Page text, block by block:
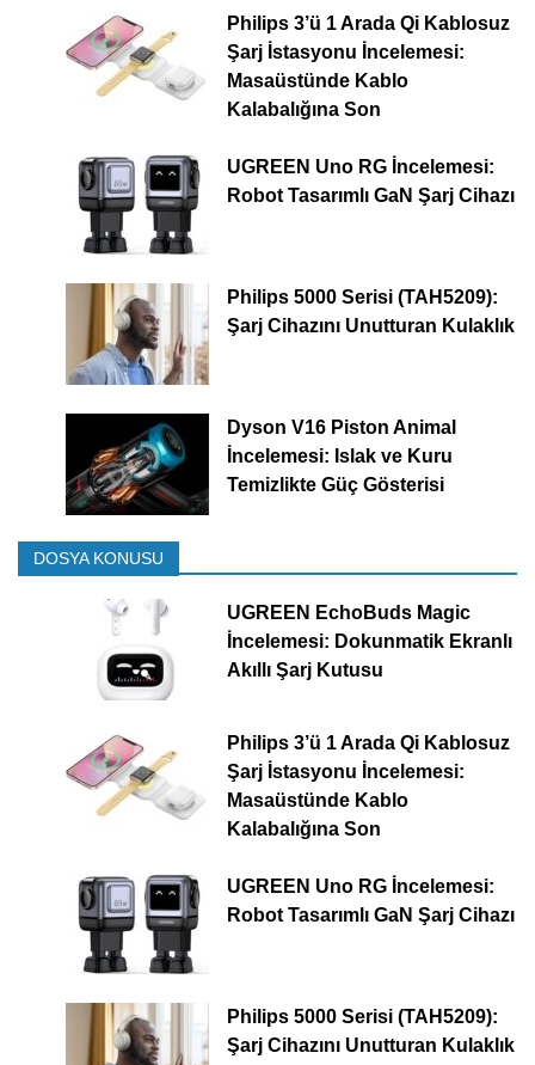
Philips 3’ü 1 Arada Qi Kablosuz
Şarj İstasyonu İncelemesi:
Masaüstünde Kablo
Kalabalığına Son
UGREEN Uno RG İncelemesi:
Robot Tasarımlı GaN Şarj Cihazı
Philips 5000 Serisi (TAH5209):
Şarj Cihazını Unutturan Kulaklık
Dyson V16 Piston Animal
İncelemesi: Islak ve Kuru
Temizlikte Güç Gösterisi
DOSYA KONUSU
UGREEN EchoBuds Magic
İncelemesi: Dokunmatik Ekranlı
Akıllı Şarj Kutusu
Philips 3’ü 1 Arada Qi Kablosuz
Şarj İstasyonu İncelemesi:
Masaüstünde Kablo
Kalabalığına Son
UGREEN Uno RG İncelemesi:
Robot Tasarımlı GaN Şarj Cihazı
Philips 5000 Serisi (TAH5209):
Şarj Cihazını Unutturan Kulaklık